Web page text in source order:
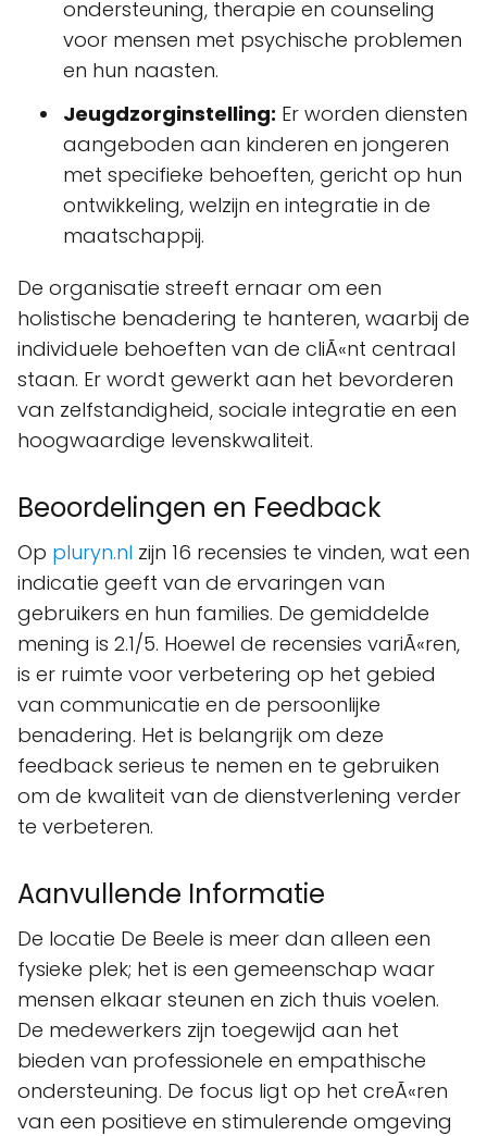
ondersteuning, therapie en counseling
voor mensen met psychische problemen
en hun naasten.
Jeugdzorginstelling: Er worden diensten
aangeboden aan kinderen en jongeren
met specifieke behoeften, gericht op hun
ontwikkeling, welzijn en integratie in de
maatschappij.
De organisatie streeft ernaar om een
holistische benadering te hanteren, waarbij de
individuele behoeften van de cliÃ«nt centraal
staan. Er wordt gewerkt aan het bevorderen
van zelfstandigheid, sociale integratie en een
hoogwaardige levenskwaliteit.
Beoordelingen en Feedback
Op pluryn.nl zijn 16 recensies te vinden, wat een
indicatie geeft van de ervaringen van
gebruikers en hun families. De gemiddelde
mening is 2.1/5. Hoewel de recensies variÃ«ren,
is er ruimte voor verbetering op het gebied
van communicatie en de persoonlijke
benadering. Het is belangrijk om deze
feedback serieus te nemen en te gebruiken
om de kwaliteit van de dienstverlening verder
te verbeteren.
Aanvullende Informatie
De locatie De Beele is meer dan alleen een
fysieke plek; het is een gemeenschap waar
mensen elkaar steunen en zich thuis voelen.
De medewerkers zijn toegewijd aan het
bieden van professionele en empathische
ondersteuning. De focus ligt op het creÃ«ren
van een positieve en stimulerende omgeving